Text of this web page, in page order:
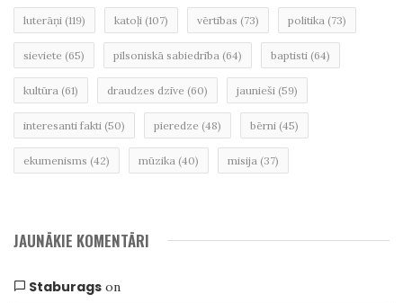
luterāņi (119) katoļi (107) vērtības (73) politika (73)
sieviete (65) pilsoniskā sabiedrība (64) baptisti (64)
kultūra (61) draudzes dzīve (60) jaunieši (59)
interesanti fakti (50) pieredze (48) bērni (45)
ekumenisms (42) mūzika (40) misija (37)
JAUNĀKIE KOMENTĀRI
Staburagson